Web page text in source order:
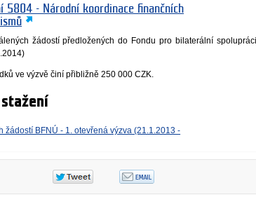
5804 - Národní koordinace finančních
žádostí předložených do Fondu pro bilaterální
ve výzvě činí přibližně 250 000 CZK.
žádostí BFNÚ - 1. otevřená výzva (21.1.2013 -